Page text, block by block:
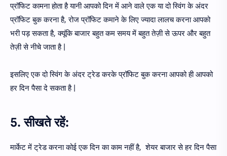
प्रॉफिट कामना होता है यानी आपको दिन में आने वाले एक या दो स्विंग के अंदर
प्रॉफिट बुक करना है, रोज प्रॉफिट कमाने के लिए ज्यादा लालच करना आपको
भरी पड़ सकता है, क्यूंकि बाजार बहुत कम समय में बहुत तेज़ी से ऊपर और बहुत
तेज़ी से नीचे जाता है |
इसलिए एक दो स्विंग के अंदर ट्रेड करके प्रॉफिट बुक करना आपको ही आपको
हर दिन पैसा दे सकता है |
5. सीखते रहें:
मार्केट में ट्रेड करना कोई एक दिन का काम नहीं है, शेयर बाजार से हर दिन पैसा